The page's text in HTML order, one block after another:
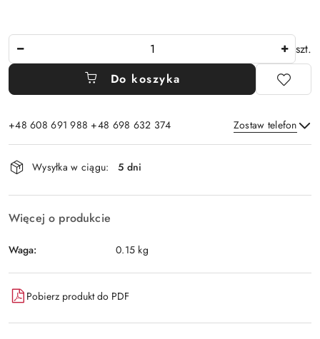
szt.
Do koszyka
+48 608 691 988 +48 698 632 374 Zostaw telefon
Dostępność
i
dostawa
Wysyłka w ciągu: 5 dni
Więcej o produkcie
Waga: 0.15 kg
Pobierz produkt do PDF